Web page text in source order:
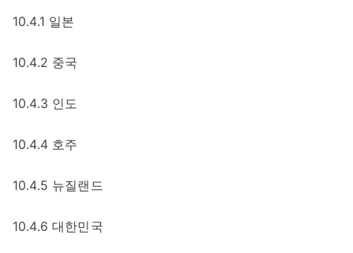
10.4.1 일본
10.4.2 중국
10.4.3 인도
10.4.4 호주
10.4.5 뉴질랜드
10.4.6 대한민국